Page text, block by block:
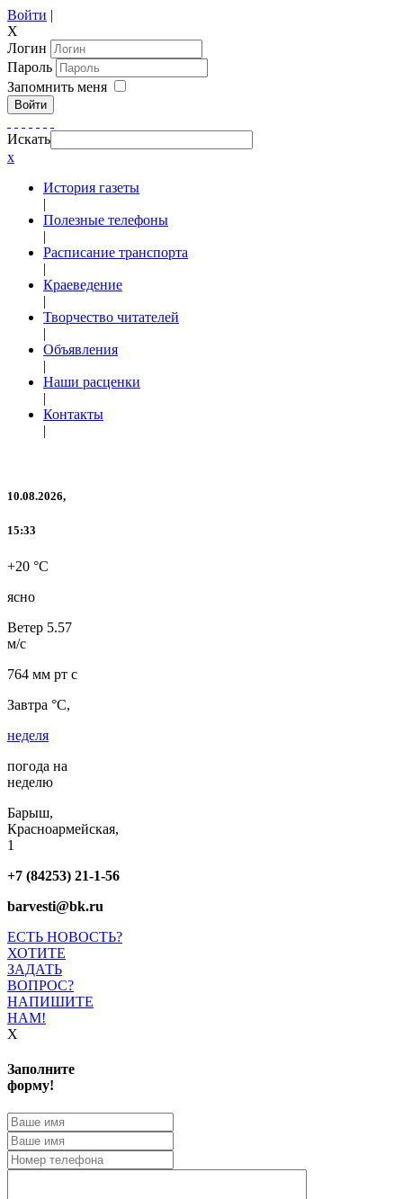
Войти |
X
Логин
Пароль
Запомнить меня
Войти
Искать
x
История газеты
|
Полезные телефоны
|
Расписание транспорта
|
Краеведение
|
Творчество читателей
|
Объявления
|
Наши расценки
|
Контакты
|
10.08.2026,
15:33
+20 °C
ясно
Ветер 5.57
м/с
764 мм рт с
Завтра °C,
неделя
погода на
неделю
Барыш,
Красноармейская,
1
+7 (84253) 21-1-56
barvesti@bk.ru
ЕСТЬ НОВОСТЬ?
ХОТИТЕ
ЗАДАТЬ
ВОПРОС?
НАПИШИТЕ
НАМ!
X
Заполните
форму!